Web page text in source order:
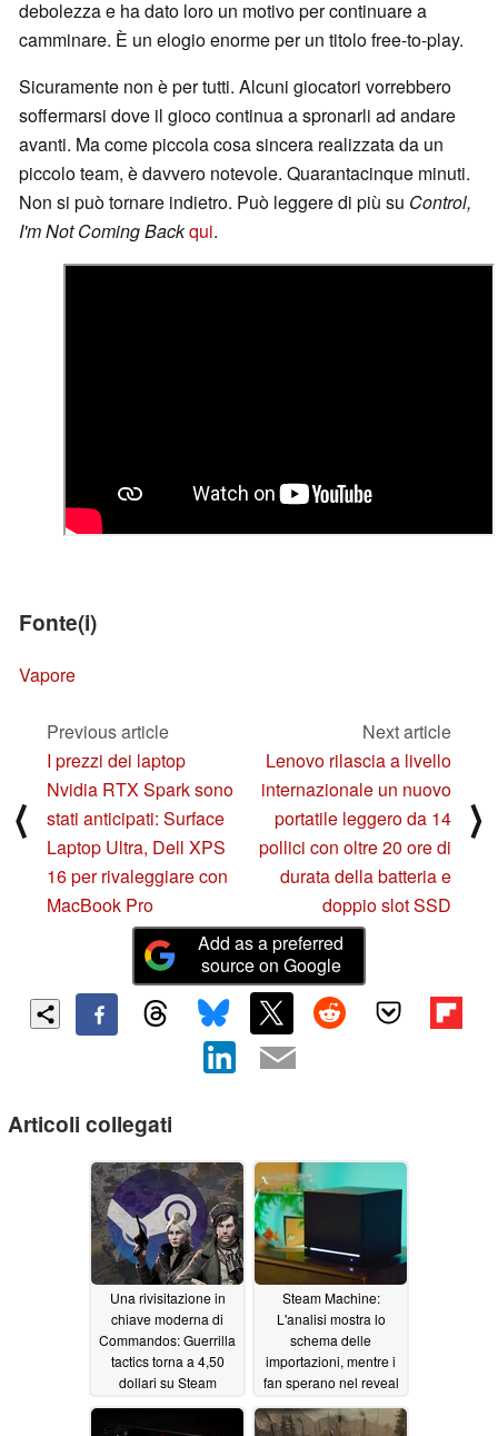
debolezza e ha dato loro un motivo per continuare a
camminare. È un elogio enorme per un titolo free-to-play.
Sicuramente non è per tutti. Alcuni giocatori vorrebbero
soffermarsi dove il gioco continua a spronarli ad andare
avanti. Ma come piccola cosa sincera realizzata da un
piccolo team, è davvero notevole. Quarantacinque minuti.
Non si può tornare indietro. Può leggere di più su Control,
I'm Not Coming Backqui.
Fonte(i)
Vapore
⟨
Previous article
I prezzi dei laptop
Nvidia RTX Spark sono
stati anticipati: Surface
Laptop Ultra, Dell XPS
16 per rivaleggiare con
MacBook Pro
Next article
Lenovo rilascia a livello
internazionale un nuovo
portatile leggero da 14
pollici con oltre 20 ore di
durata della batteria e
doppio slot SSD
⟩
Add as a preferred
source on Google
Articoli collegati
Una rivisitazione in
chiave moderna di
Commandos: Guerrilla
tactics torna a 4,50
dollari su Steam
06/04/2026
Steam Machine:
L'analisi mostra lo
schema delle
importazioni, mentre i
fan sperano nel reveal
del Summer Game
Fest 202606/04/2026